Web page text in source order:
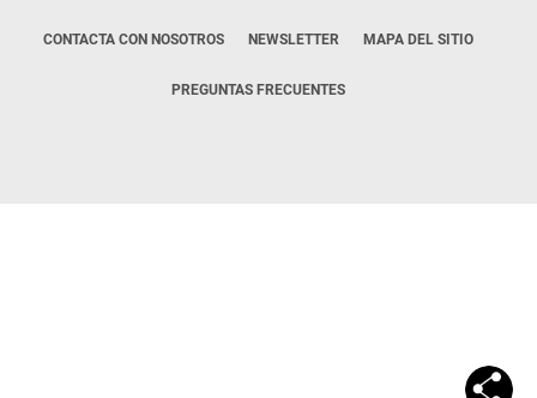
CONTACTA CON NOSOTROS NEWSLETTER MAPA DEL SITIO
PREGUNTAS FRECUENTES